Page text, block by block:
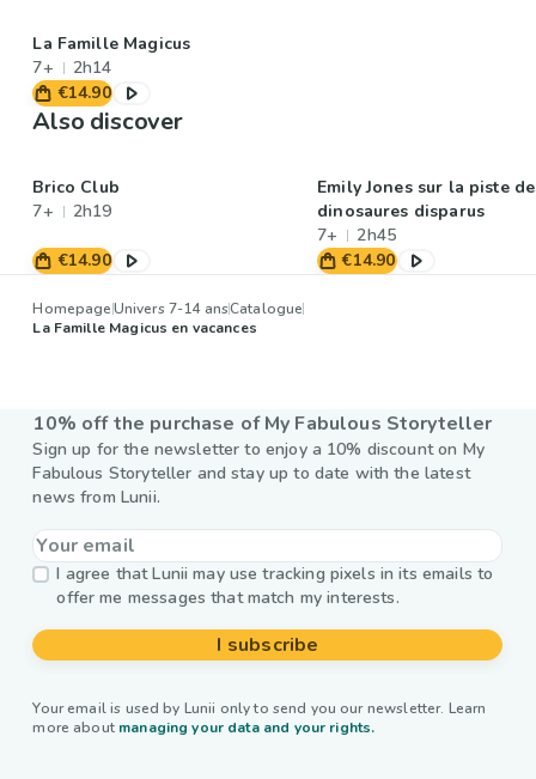
La Famille Magicus
7+
2h14
€14.90
Also discover
Brico Club
7+
2h19
€14.90
Emily Jones sur la piste
dinosaures disparus
7+
2h45
€14.90
HomepageUnivers 7-14 ansCatalogue
La Famille Magicus en vacances
10% off the purchase of My Fabulous Storyteller
Sign up for the newsletter to enjoy a 10% discount on My
Fabulous Storyteller and stay up to date with the latest
news from Lunii.
I agree that Lunii may use tracking pixels in its emails to
offer me messages that match my interests.
I subscribe
Your email is used by Lunii only to send you our newsletter. Learn
more about managing your data and your rights.